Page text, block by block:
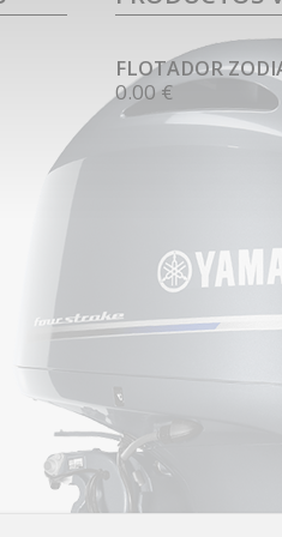
FLOTADOR
0.00 €